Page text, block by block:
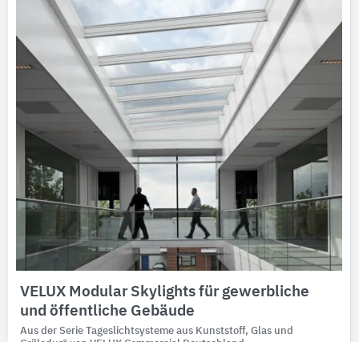
VELUX Modular Skylights für gewerbliche
und öffentliche Gebäude
Aus der Serie Tageslichtsysteme aus Kunststoff, Glas und